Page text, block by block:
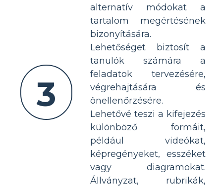
3
alternatív módokat a
tartalom megértésének
bizonyítására.
Lehetőséget biztosít a
tanulók számára a
feladatok tervezésére,
végrehajtására és
önellenőrzésére.
Lehetővé teszi a kifejezés
különböző formáit,
például videókat,
képregényeket, esszéket
vagy diagramokat.
Állványzat, rubrikák,